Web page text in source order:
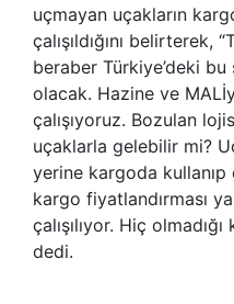
uçmayan uçakların
çalışıldığını belirterek,
beraber Türkiye’deki
olacak. Hazine ve
çalışıyoruz. Bozulan
uçaklarla gelebilir mi?
yerine kargoda
kargo fiyatlandırması
çalışılıyor. Hiç
dedi.